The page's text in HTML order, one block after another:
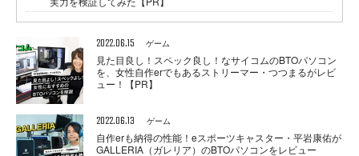
2022.06.15 ゲーム
見た目良し！スペック良し！なサイコムのBTOパソコン
を、女性自作erでもあるストリーマー・つつまるがレビ
ュー！【PR】
2022.06.13 ゲーム
自作erも納得の性能！eスポーツキャスター・平岩康佑が
GALLERIA（ガレリア）のBTOパソコンをレビュー